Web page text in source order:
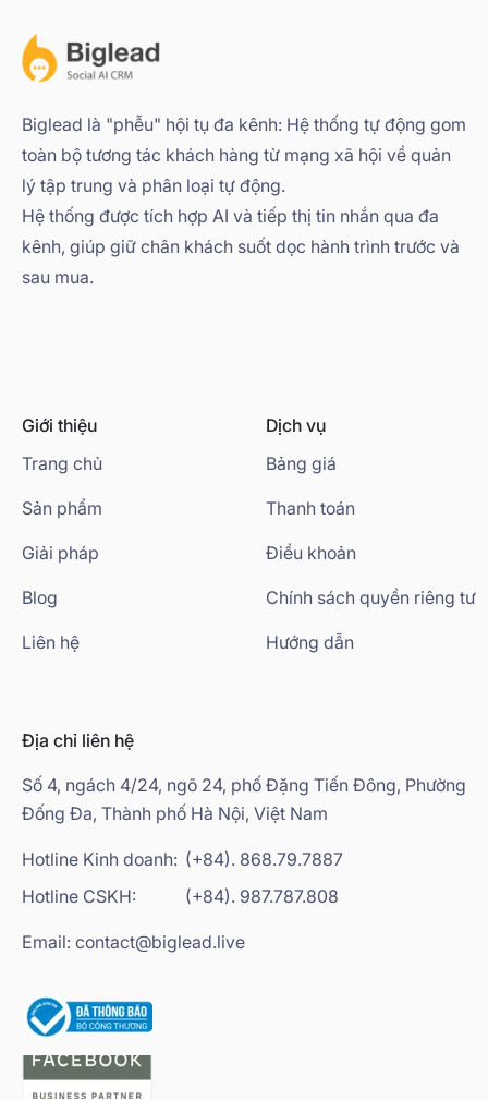
Biglead là "phễu" hội tụ đa kênh: Hệ thống tự động gom
toàn bộ tương tác khách hàng từ mạng xã hội về quản
lý tập trung và phân loại tự động.
Hệ thống được tích hợp AI và tiếp thị tin nhắn qua đa
kênh, giúp giữ chân khách suốt dọc hành trình trước và
sau mua.
Giới thiệu
Trang chủ
Sản phẩm
Giải pháp
Blog
Liên hệ
Dịch vụ
Bảng giá
Thanh toán
Điều khoản
Chính sách quyền riêng tư
Hướng dẫn
Địa chỉ liên hệ
Số 4, ngách 4/24, ngõ 24, phố Đặng Tiến Đông, Phường
Đống Đa, Thành phố Hà Nội, Việt Nam
Hotline Kinh doanh: (+84). 868.79.7887
Hotline CSKH:
(+84). 987.787.808
Email: contact@biglead.live